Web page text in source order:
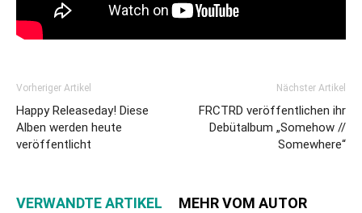
Vorheriger Artikel
Happy Releaseday! Diese
Alben werden heute
veröffentlicht
Nächster Artikel
FRCTRD veröffentlichen ihr
Debütalbum „Somehow //
Somewhere“
VERWANDTE ARTIKEL MEHR VOM AUTOR